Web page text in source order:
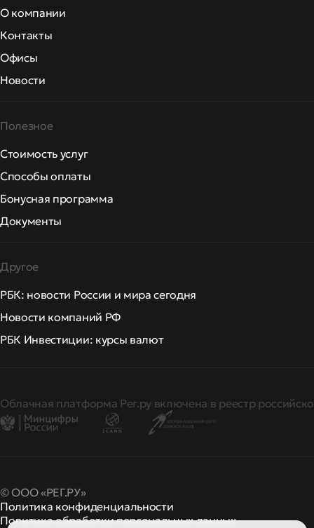
О компании
Контакты
Офисы
Новости
Полезное
Стоимость услуг
Способы оплаты
Бонусная программа
Документы
Другое
РБК: новости России и мира сегодня
Новости компаний РФ
РБК Инвестиции: курсы валют
Облачная платформа Рег.ру включена в реестр
© ООО «РЕГ.РУ»
Политика конфиденциальности
Политика обработки персональных данных